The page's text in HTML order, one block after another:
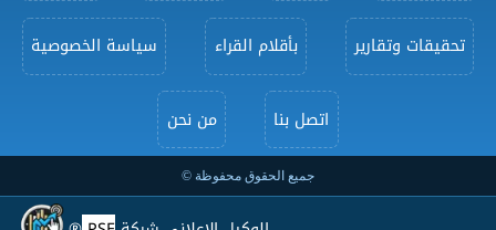
تحقيقات وتقارير بأقلام القراء سياسة الخصوصية
اتصل بنا من نحن
جميع الحقوق محفوظة ©